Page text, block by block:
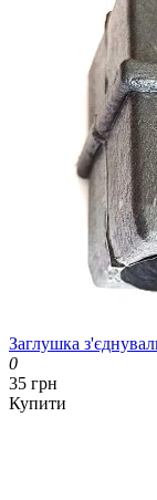
Заглушка
0
35 грн
Купити